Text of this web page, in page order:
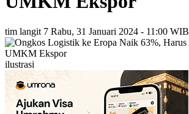
tim langit 7 Rabu, 31 Januari 2024 - 11:00 WIB
ilustrasi